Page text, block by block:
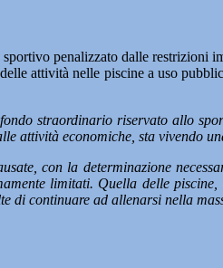
penalizzato dalle restrizioni
attività nelle piscine a uso
straordinario riservato allo
attività economiche, sta vivendo
con la determinazione
limitati. Quella delle
di continuare ad allenarsi nella